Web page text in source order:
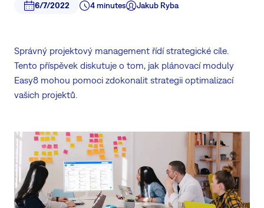
6/7/2022 4 minutes Jakub Ryba
Správný projektový management řídí strategické cíle.
Tento příspěvek diskutuje o tom, jak plánovací moduly
Easy8 mohou pomoci zdokonalit strategii optimalizací
vašich projektů.